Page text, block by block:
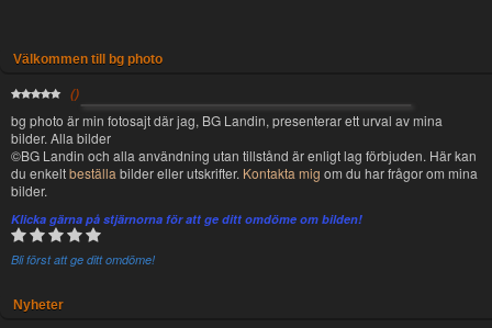
Välkommen till bg photo
()
bg photo är min fotosajt där jag, BG Landin, presenterar ett urval av mina
bilder. Alla bilder
©BG Landin och alla användning utan tillstånd är enligt lag förbjuden. Här kan
du enkeltbeställa bilder eller utskrifter. Kontakta mig om du har frågor om mina
bilder.
Klicka gärna på stjärnorna för att ge ditt omdöme om bilden!
Bli först att ge ditt omdöme!
Nyheter